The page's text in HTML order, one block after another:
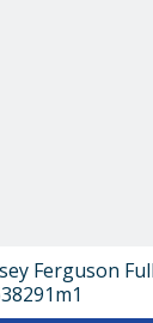
Ferguson